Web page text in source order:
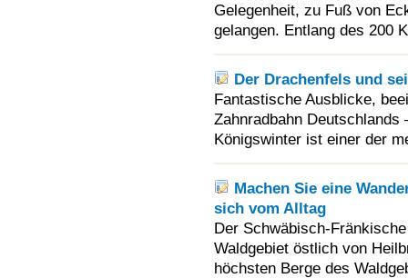
Gelegenheit, zu Fuß von
gelangen. Entlang des 200
Der Drachenfels und
Fantastische Ausblicke,
Zahnradbahn Deutschlands
Königswinter ist einer der
Machen Sie eine
sich vom Alltag
Der Schwäbisch-
Waldgebiet östlich von
höchsten Berge des